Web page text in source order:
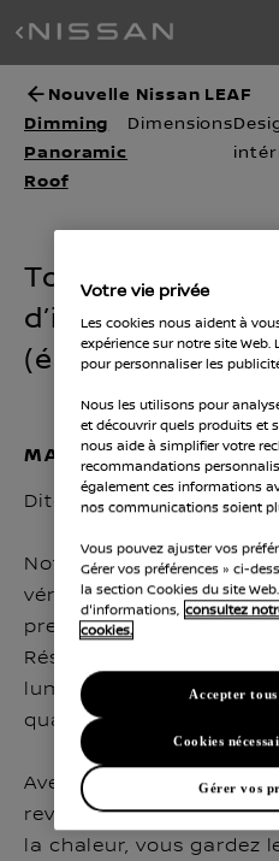
Nouvelle Nissan LEAF
Dimming
Panoramic
Roof
Dimensions
Toit
d’intensité
MAÎTRISEZ VOTRE
Dites adieu aux pare-
Notre toit panoramique
véritable verre et
pression — sans couche
Résultat : plus d’espace
lumière quand vous en
quand vous en avez
Avec quatre niveaux de
revêtement à faible
la chaleur, vous gardez
Votre vie privée
Les cookies nous aident à
expérience sur notre site
pour personnaliser les
Nous les utilisons pour
et découvrir quels produits et
nous aide à simplifier votre
recommandations
également ces informations
nos communications soient
Vous pouvez ajuster vos
Gérer vos préférences » ci-
la section Cookies du site
d'informations, consultez
cookies.
Gérer vos
Cookies
Accepter